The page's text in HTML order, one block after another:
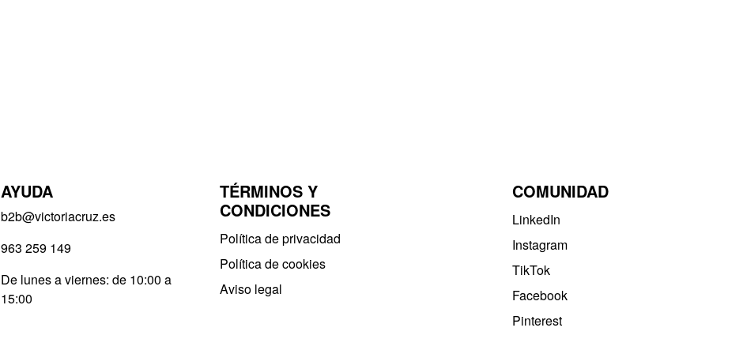
TÉRMINOS Y
CONDICIONES
Política de privacidad​
Política de cookies
Aviso legal
AYUDA
b2b@victoriacruz.es
963 259 149
De lunes a viernes: de 10:00 a
15:00
COMUNIDAD
LinkedIn
Instagram
TikTok
Facebook
Pinterest